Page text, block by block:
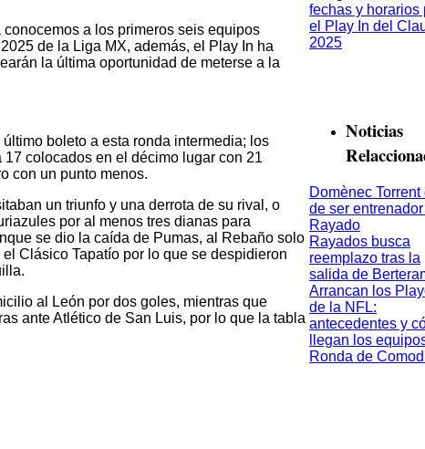
a los primeros seis equipos
de la Liga MX, además, el Play In ha
la última oportunidad de meterse a la
boleto a esta ronda intermedia; los
colocados en el décimo lugar con 21
con un punto menos.
un triunfo y una derrota de su rival, o
por al menos tres dianas para
se dio la caída de Pumas, al Rebaño solo
Clásico Tapatío por lo que se despidieron
al León por dos goles, mientras que
ante Atlético de San Luis, por lo que la tabla
Noticias
Domènec Torrent
de ser
Rayado
Rayados busca
reemplazo tras la
salida de
Arrancan los
de la NFL:
antecedentes y
llegan los
Ronda de